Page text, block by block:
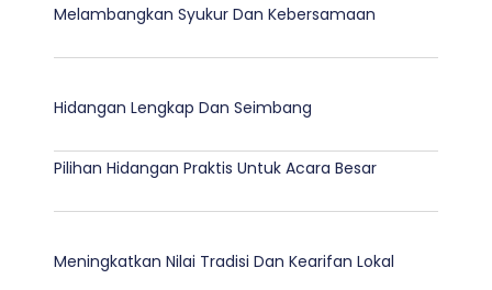
Melambangkan Syukur Dan Kebersamaan
Hidangan Lengkap Dan Seimbang
Pilihan Hidangan Praktis Untuk Acara Besar
Meningkatkan Nilai Tradisi Dan Kearifan Lokal